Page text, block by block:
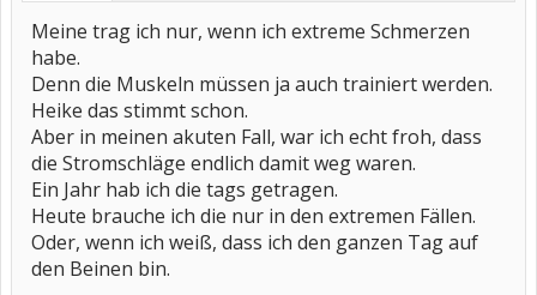
Meine trag ich nur, wenn ich extreme Schmerzen
habe.
Denn die Muskeln müssen ja auch trainiert werden.
Heike das stimmt schon.
Aber in meinen akuten Fall, war ich echt froh, dass
die Stromschläge endlich damit weg waren.
Ein Jahr hab ich die tags getragen.
Heute brauche ich die nur in den extremen Fällen.
Oder, wenn ich weiß, dass ich den ganzen Tag auf
den Beinen bin.